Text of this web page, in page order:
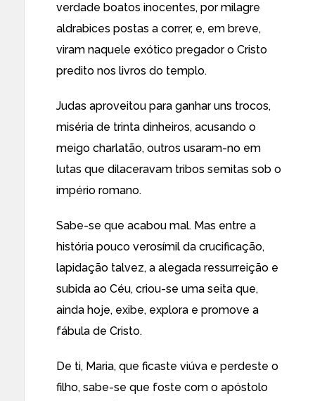
verdade boatos inocentes, por milagre
aldrabices postas a correr, e, em breve,
viram naquele exótico pregador o Cristo
predito nos livros do templo.
Judas aproveitou para ganhar uns trocos,
miséria de trinta dinheiros, acusando o
meigo charlatão, outros usaram-no em
lutas que dilaceravam tribos semitas sob o
império romano.
Sabe-se que acabou mal. Mas entre a
história pouco verosímil da crucificação,
lapidação talvez, a alegada ressurreição e
subida ao Céu, criou-se uma seita que,
ainda hoje, exibe, explora e promove a
fábula de Cristo.
De ti, Maria, que ficaste viúva e perdeste o
filho, sabe-se que foste com o apóstolo